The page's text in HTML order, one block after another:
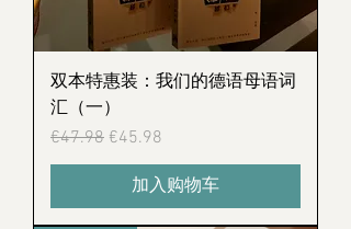
双本特惠装：我们的德语母语词
汇（一）
Regular Price
€47.98 Sale Price
€45.98
加入购物车